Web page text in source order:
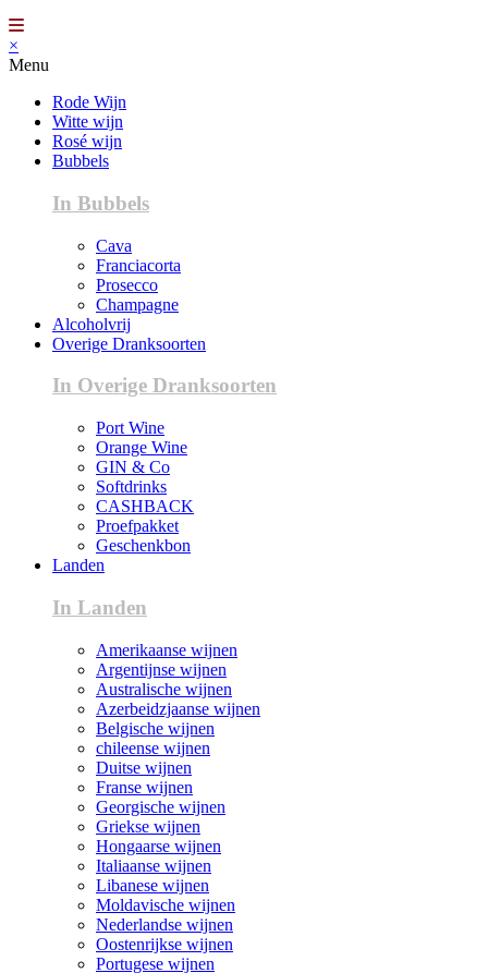
×
Menu
Rode Wijn
Witte wijn
Rosé wijn
Bubbels
In Bubbels
Cava
Franciacorta
Prosecco
Champagne
Alcoholvrij
Overige Dranksoorten
In Overige Dranksoorten
Port Wine
Orange Wine
GIN & Co
Softdrinks
CASHBACK
Proefpakket
Geschenkbon
Landen
In Landen
Amerikaanse wijnen
Argentijnse wijnen
Australische wijnen
Azerbeidzjaanse wijnen
Belgische wijnen
chileense wijnen
Duitse wijnen
Franse wijnen
Georgische wijnen
Griekse wijnen
Hongaarse wijnen
Italiaanse wijnen
Libanese wijnen
Moldavische wijnen
Nederlandse wijnen
Oostenrijkse wijnen
Portugese wijnen